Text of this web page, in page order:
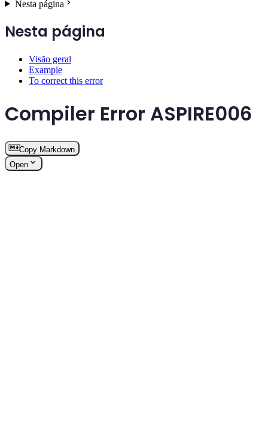
Nesta página
Nesta página
Visão geral
Example
To correct this error
Compiler Error ASPIRE006
Copy Markdown
Open